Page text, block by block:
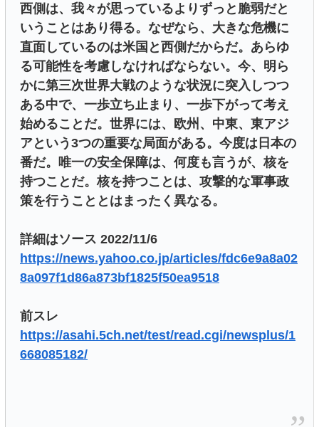
西側は、我々が思っているよりずっと脆弱だと
いうことはあり得る。なぜなら、大きな危機に
直面しているのは米国と西側だからだ。あらゆ
る可能性を考慮しなければならない。今、明ら
かに第三次世界大戦のような状況に突入しつつ
ある中で、一歩立ち止まり、一歩下がって考え
始めることだ。世界には、欧州、中東、東アジ
アという3つの重要な局面がある。今度は日本の
番だ。唯一の安全保障は、何度も言うが、核を
持つことだ。核を持つことは、攻撃的な軍事政
策を行うこととはまったく異なる。
詳細はソース 2022/11/6
https://news.yahoo.co.jp/articles/fdc6e9a8a02
8a097f1d86a873bf1825f50ea9518
前スレ
https://asahi.5ch.net/test/read.cgi/newsplus/1
668085182/